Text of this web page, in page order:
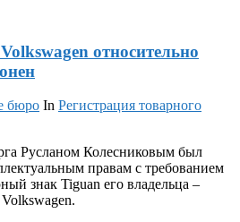
относительно
бюро In Регистрация товарного
Русланом Колесниковым был
правам с требованием
знак Tiguan его владельца –